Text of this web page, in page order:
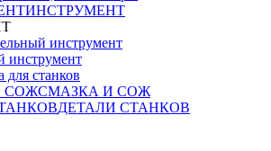
ИНСТРУМЕНТ
инструмент
инструмент
для станков
СМАЗКА И СОЖ
ДЕТАЛИ СТАНКОВ